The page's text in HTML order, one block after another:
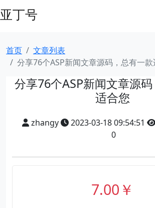
亚丁号
首页
文章列表
分享76个ASP新闻文章源码，总有一
分享76个ASP新闻文章源
适合您
zhangy 2023-03-18 09:54:51
0
7.00￥